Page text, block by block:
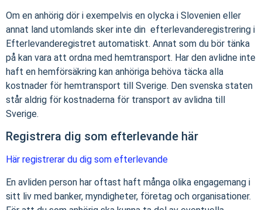
Om en anhörig dör i exempelvis en olycka i Slovenien eller
annat land utomlands sker inte din efterlevanderegistrering i
Efterlevanderegistret automatiskt. Annat som du bör tänka
på kan vara att ordna med hemtransport. Har den avlidne inte
haft en hemförsäkring kan anhöriga behöva täcka alla
kostnader för hemtransport till Sverige. Den svenska staten
står aldrig för kostnaderna för transport av avlidna till
Sverige.
Registrera dig som efterlevande här
Här registrerar du dig som efterlevande
En avliden person har oftast haft många olika engagemang i
sitt liv med banker, myndigheter, företag och organisationer.